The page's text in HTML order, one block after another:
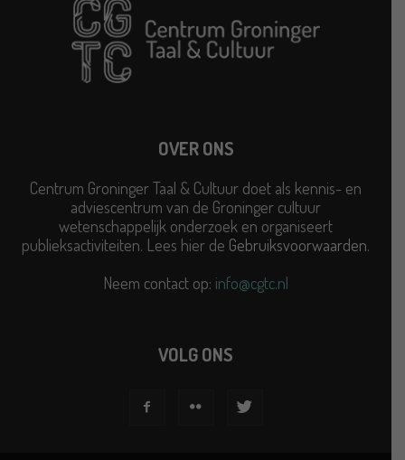
OVER ONS
Centrum Groninger Taal & Cultuur doet als kennis- en
adviescentrum van de Groninger cultuur
wetenschappelijk onderzoek en organiseert
publieksactiviteiten. Lees hier de Gebruiksvoorwaarden.
Neem contact op: info@cgtc.nl
VOLG ONS